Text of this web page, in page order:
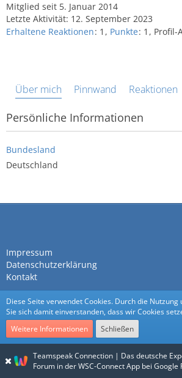
Mitglied seit 5. Januar 2014
Letzte Aktivität: 12. September 2023
Erhaltene Reaktionen 1 Punkte 1 Profil-
Über mich Pinnwand Reaktionen
Persönliche Informationen
Bundesland
Deutschland
Impressum
Datenschutzerklärung
Kontakt
Community-Software:WoltLab
Stil:Nexusvoncls-design
Teamspeak Connection | Das deutsche
Forum in der WSC-Connect App bei Google
Diese Seite verwendet Cookies. Durch die
Sie sich damit einverstanden, dass wir Cookies
Weitere Informationen
Schließen